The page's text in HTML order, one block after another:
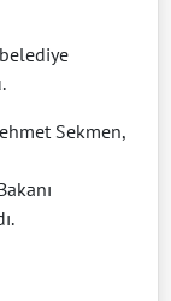
Sekmen,